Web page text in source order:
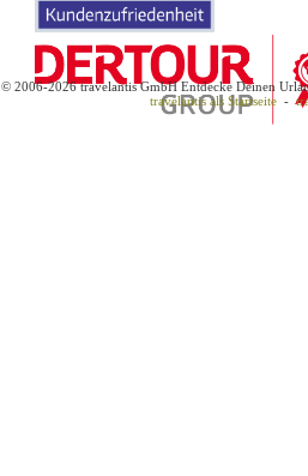
© 2006-2026 travelantis GmbH Entdecke Deinen
travelantis als Startseite -